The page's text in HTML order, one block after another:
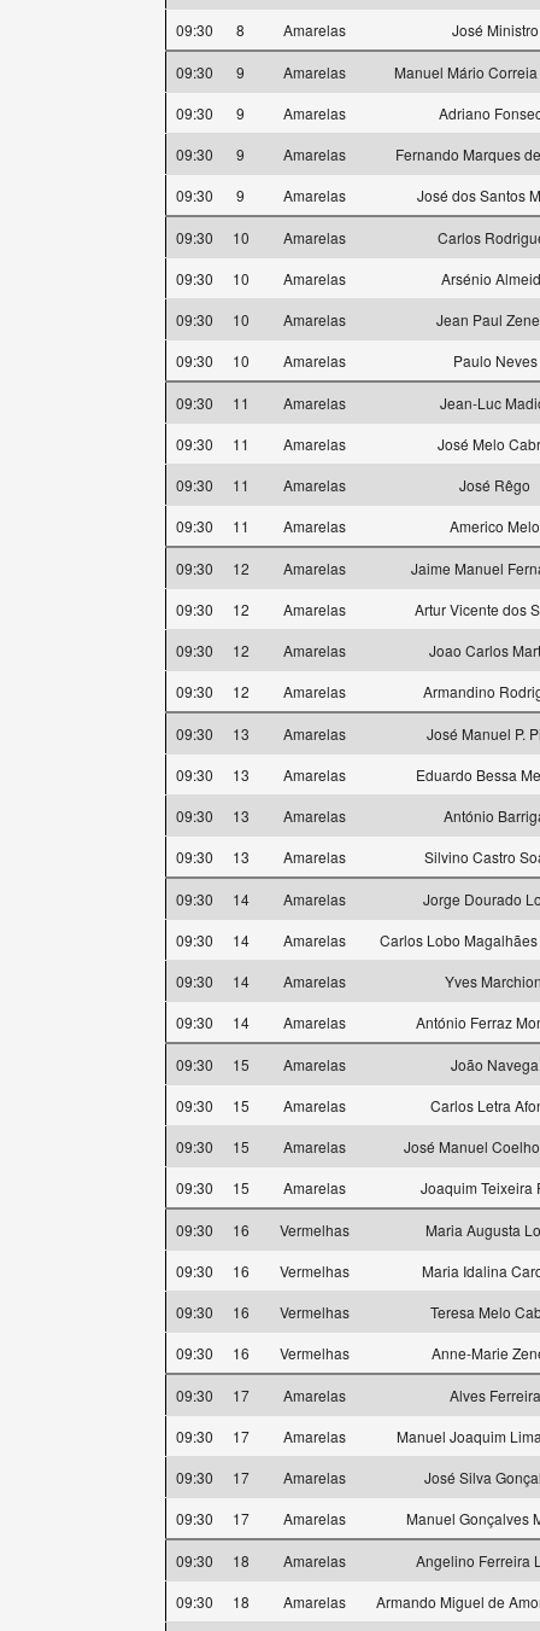
09:30
8 Amarelas José Ministro
09:30 9 Amarelas
Manuel Mário
09:30
9 Amarelas
Adriano
09:30
9 Amarelas
Fernando Marques
09:30
9 Amarelas José dos Santos
09:30 10 Amarelas
Carlos
09:30
10 Amarelas
Arsénio
09:30
10 Amarelas
Jean Paul
09:30
10 Amarelas Paulo Neves
09:30 11 Amarelas
Jean-Luc
09:30
11 Amarelas
José Melo
09:30
11 Amarelas
José Rêgo
09:30
11 Amarelas Americo Melo
09:30 12 Amarelas
Jaime Manuel
09:30
12 Amarelas
Artur Vicente dos
09:30
12 Amarelas
Joao Carlos
09:30
12 Amarelas Armandino
09:30 13 Amarelas
José Manuel P.
09:30
13 Amarelas
Eduardo Bessa
09:30
13 Amarelas
António
09:30
13 Amarelas Silvino Castro
09:30 14 Amarelas
Jorge Dourado
09:30
14 Amarelas
Carlos Lobo
09:30
14 Amarelas
Yves
09:30
14 Amarelas António Ferraz
09:30 15 Amarelas
João Navega
09:30
15 Amarelas
Carlos Letra
09:30
15 Amarelas
José Manuel
09:30
15 Amarelas Joaquim Teixeira
09:30 16 Vermelhas
Maria Augusta
09:30
16 Vermelhas
Maria Idalina
09:30
16 Vermelhas
Teresa Melo
09:30
16 Vermelhas Anne-Marie
09:30 17 Amarelas
Alves Ferreira
09:30
17 Amarelas
Manuel Joaquim
09:30
17 Amarelas
José Silva
09:30
17 Amarelas Manuel Gonçalves
09:30 18 Amarelas
Angelino Ferreira
09:30
18 Amarelas Armando Miguel de